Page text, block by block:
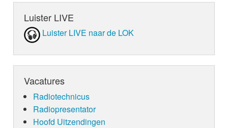
Luister LIVE
Luister LIVE naar de LOK
Vacatures
Radiotechnicus
Radiopresentator
Hoofd Uitzendingen